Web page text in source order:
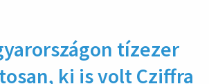
tíz­ezer
ki is volt Cziffra